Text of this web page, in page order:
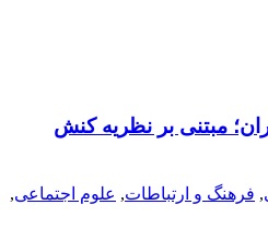
مبتنی بر نظریه کنش
, فرهنگ و ارتباطات, علوم اجتماعی,